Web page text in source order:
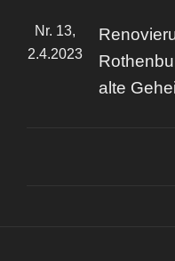
Nr. 13,
2.4.2023
alte